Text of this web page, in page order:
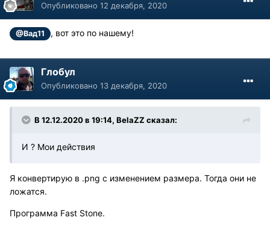
Опубликовано 12 декабря, 2020
@Вад11 , вот это по нашему!
Глобул
Опубликовано 13 декабря, 2020
В 12.12.2020 в 19:14, BelaZZ сказал:
И ? Мои действия
Я конвертирую в .png с изменением размера. Тогда они не
ложатся.
Программа Fast Stone.